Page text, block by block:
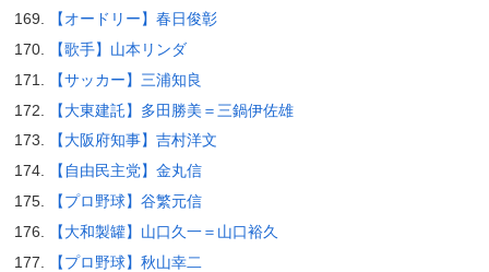
【オードリー】春日俊彰
【歌手】山本リンダ
【サッカー】三浦知良
【大東建託】多田勝美＝三鍋伊佐雄
【大阪府知事】吉村洋文
【自由民主党】金丸信
【プロ野球】谷繁元信
【大和製罐】山口久一＝山口裕久
【プロ野球】秋山幸二